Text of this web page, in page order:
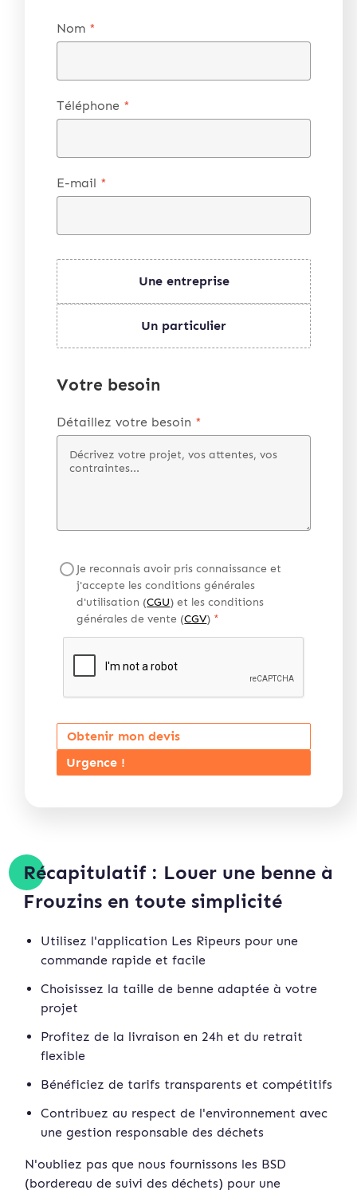
Nom *
Téléphone *
E-mail *
Une entreprise
Un particulier
Votre besoin
Détaillez votre besoin *
Je reconnais avoir pris connaissance et
j'accepte les conditions générales
d'utilisation (CGU) et les conditions
générales de vente (CGV) *
Obtenir mon devis
Urgence !
Récapitulatif : Louer une benne à
Frouzins en toute simplicité
Utilisez l'application Les Ripeurs pour une
commande rapide et facile
Choisissez la taille de benne adaptée à votre
projet
Profitez de la livraison en 24h et du retrait
flexible
Bénéficiez de tarifs transparents et compétitifs
Contribuez au respect de l'environnement avec
une gestion responsable des déchets
N'oubliez pas que nous fournissons les BSD
(bordereau de suivi des déchets) pour une